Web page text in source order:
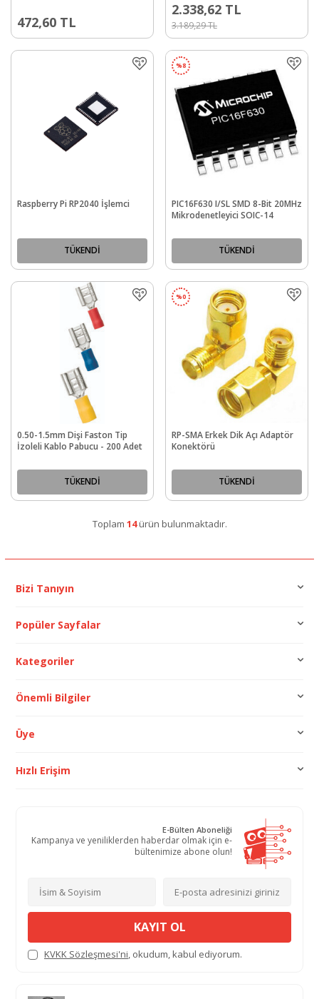
472,60 TL 3.189,29TL
2.338,62 TL
Raspberry Pi RP2040 İşlemci
TÜKENDİ
%8
PIC16F630 I/SL SMD 8-Bit 20MHz
Mikrodenetleyici SOIC-14
TÜKENDİ
0.50-1.5mm Dişi Faston Tip
İzoleli Kablo Pabucu - 200 Adet
TÜKENDİ
%0
RP-SMA Erkek Dik Açı Adaptör
Konektörü
TÜKENDİ
Toplam 14ürün bulunmaktadır.
Bizi Tanıyın
Popüler Sayfalar
Kategoriler
Önemli Bilgiler
Üye
Hızlı Erişim
E-Bülten Aboneliği
Kampanya ve yeniliklerden haberdar olmak için e-
bültenimize abone olun!
KAYIT OL
KVKK Sözleşmesi'ni, okudum, kabul ediyorum.